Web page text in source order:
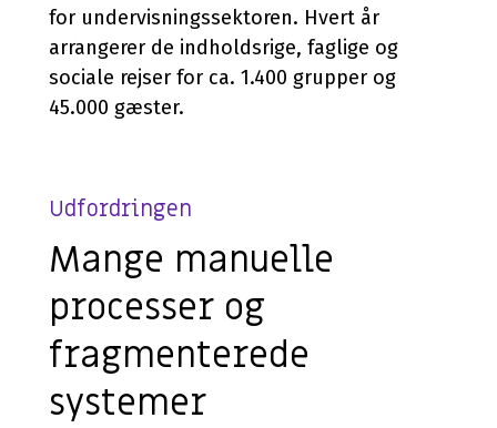
for undervisningssektoren. Hvert år
arrangerer de indholdsrige, faglige og
sociale rejser for ca. 1.400 grupper og
45.000 gæster.
Udfordringen
Mange manuelle
processer og
fragmenterede
systemer